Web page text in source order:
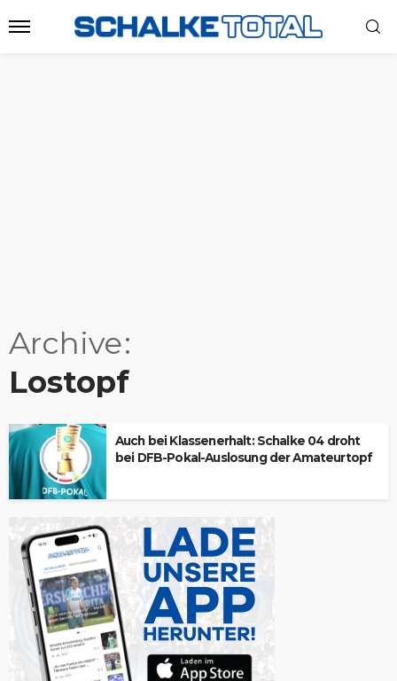
Archive
Lostopf
Auch bei Klassenerhalt: Schalke 04 droht
bei DFB-Pokal-Auslosung der Amateurtopf